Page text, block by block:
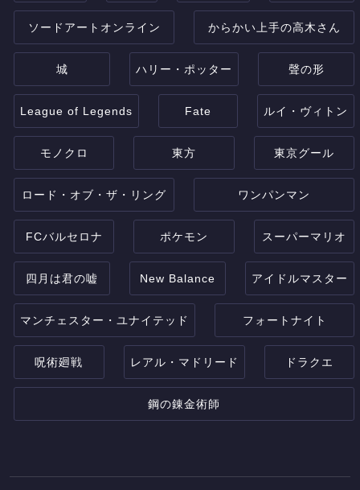
ソードアートオンライン からかい上手の高木さん
城 ハリー・ポッター 聲の形
League of Legends Fate ルイ・ヴィトン
モノクロ 東方 東京グール
ロード・オブ・ザ・リング ワンパンマン
FCバルセロナ ポケモン スーパーマリオ
四月は君の嘘 New Balance アイドルマスター
マンチェスター・ユナイテッド フォートナイト
呪術廻戦 レアル・マドリード ドラクエ
鋼の錬金術師